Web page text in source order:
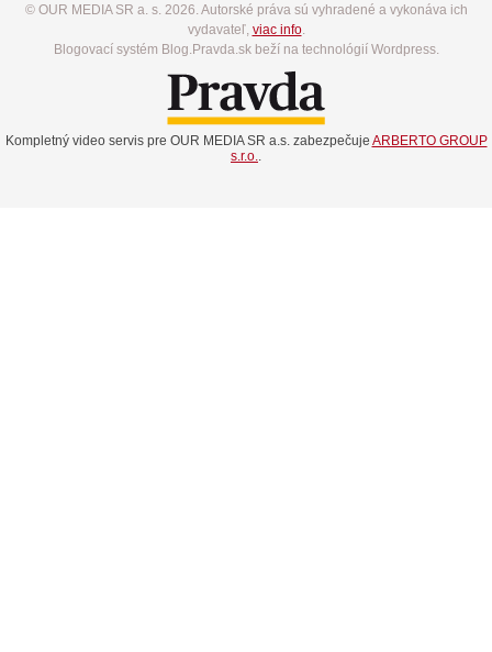
© OUR MEDIA SR a. s. 2026. Autorské práva sú vyhradené a vykonáva ich
vydavateľ, viac info.
Blogovací systém Blog.Pravda.sk beží na technológií Wordpress.
Kompletný video servis pre OUR MEDIA SR a.s. zabezpečuje ARBERTO GROUP
s.r.o..